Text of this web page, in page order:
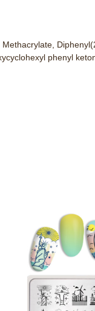
phenyl